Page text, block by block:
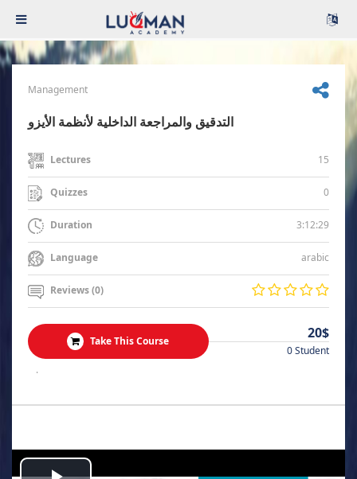
Management
التدقيق والمراجعة الداخلية لأنظمة الأيزو
Lectures 15
Quizzes 0
Duration 3:12:29
Language arabic
Reviews (0)
Take This Course 20$
0 Student
.